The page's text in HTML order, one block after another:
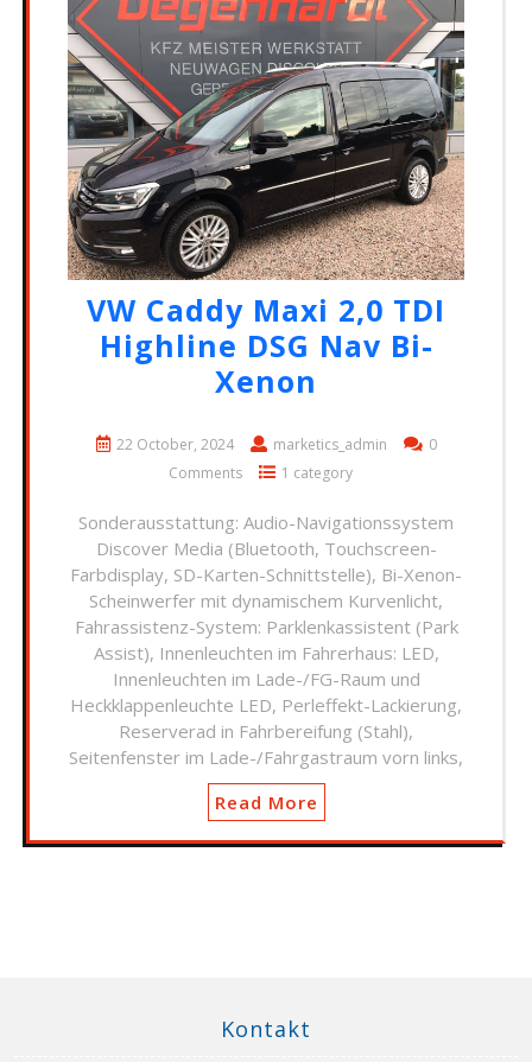
VW Caddy Maxi 2,0 TDI
Highline DSG Nav Bi-
Xenon
22 October, 2024 marketics_admin
0
Comments
1 category
Sonderausstattung: Audio-Navigationssystem
Discover Media (Bluetooth, Touchscreen-
Farbdisplay, SD-Karten-Schnittstelle), Bi-Xenon-
Scheinwerfer mit dynamischem Kurvenlicht,
Fahrassistenz-System: Parklenkassistent (Park
Assist), Innenleuchten im Fahrerhaus: LED,
Innenleuchten im Lade-/FG-Raum und
Heckklappenleuchte LED, Perleffekt-Lackierung,
Reserverad in Fahrbereifung (Stahl),
Seitenfenster im Lade-/Fahrgastraum vorn links,
Read More
Kontakt